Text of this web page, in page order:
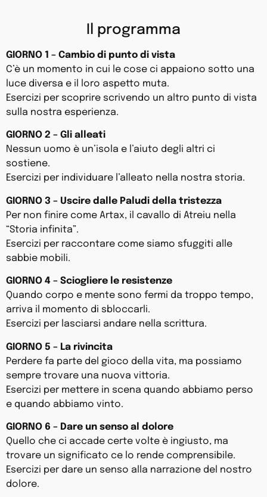
Il programma
GIORNO 1 – Cambio di punto di vista
C’è un momento in cui le cose ci appaiono sotto una
luce diversa e il loro aspetto muta.
Esercizi per scoprire scrivendo un altro punto di vista
sulla nostra esperienza.
GIORNO 2 – Gli alleati
Nessun uomo è un’isola e l’aiuto degli altri ci
sostiene.
Esercizi per individuare l’alleato nella nostra storia.
GIORNO 3 – Uscire dalle Paludi della tristezza
Per non finire come Artax, il cavallo di Atreiu nella
“Storia infinita”.
Esercizi per raccontare come siamo sfuggiti alle
sabbie mobili.
GIORNO 4 – Sciogliere le resistenze
Quando corpo e mente sono fermi da troppo tempo,
arriva il momento di sbloccarli.
Esercizi per lasciarsi andare nella scrittura.
GIORNO 5 – La rivincita
Perdere fa parte del gioco della vita, ma possiamo
sempre trovare una nuova vittoria.
Esercizi per mettere in scena quando abbiamo perso
e quando abbiamo vinto.
GIORNO 6 – Dare un senso al dolore
Quello che ci accade certe volte è ingiusto, ma
trovare un significato ce lo rende comprensibile.
Esercizi per dare un senso alla narrazione del nostro
dolore.